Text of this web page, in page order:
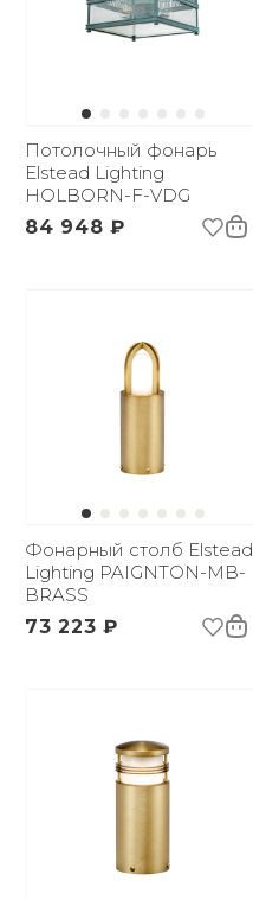
Потолочный фонарь
Elstead Lighting
HOLBORN-F-VDG
84 948 ₽
Фонарный столб Elstead
Lighting PAIGNTON-MB-
BRASS
73 223 ₽